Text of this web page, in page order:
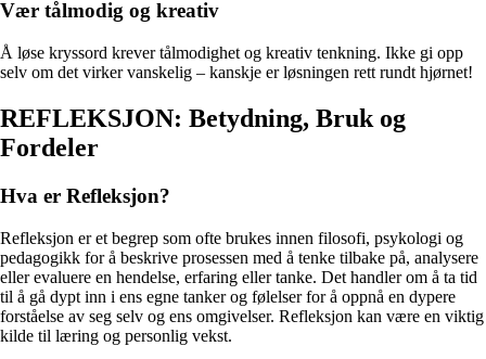
Vær tålmodig og kreativ
Å løse kryssord krever tålmodighet og kreativ tenkning. Ikke gi opp
selv om det virker vanskelig – kanskje er løsningen rett rundt hjørnet!
REFLEKSJON: Betydning, Bruk og
Fordeler
Hva er Refleksjon?
Refleksjon er et begrep som ofte brukes innen filosofi, psykologi og
pedagogikk for å beskrive prosessen med å tenke tilbake på, analysere
eller evaluere en hendelse, erfaring eller tanke. Det handler om å ta tid
til å gå dypt inn i ens egne tanker og følelser for å oppnå en dypere
forståelse av seg selv og ens omgivelser. Refleksjon kan være en viktig
kilde til læring og personlig vekst.